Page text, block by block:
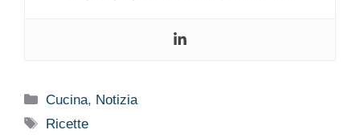
Categorie
Cucina, Notizia
Tag
Ricette